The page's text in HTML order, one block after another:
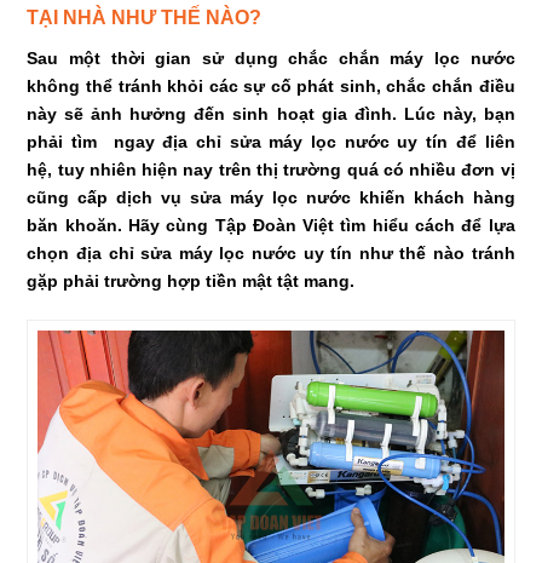
TẠI NHÀ NHƯ THẾ NÀO?
Sau một thời gian sử dụng chắc chắn máy lọc nước
không thể tránh khỏi các sự cố phát sinh, chắc chắn điều
này sẽ ảnh hưởng đến sinh hoạt gia đình. Lúc này, bạn
phải tìm ngay địa chỉ sửa máy lọc nước uy tín để liên
hệ, tuy nhiên hiện nay trên thị trường quá có nhiều đơn vị
cũng cấp dịch vụ sửa máy lọc nước khiến khách hàng
băn khoăn. Hãy cùng Tập Đoàn Việt tìm hiểu cách để lựa
chọn địa chỉ sửa máy lọc nước uy tín như thế nào tránh
gặp phải trường hợp tiền mật tật mang.